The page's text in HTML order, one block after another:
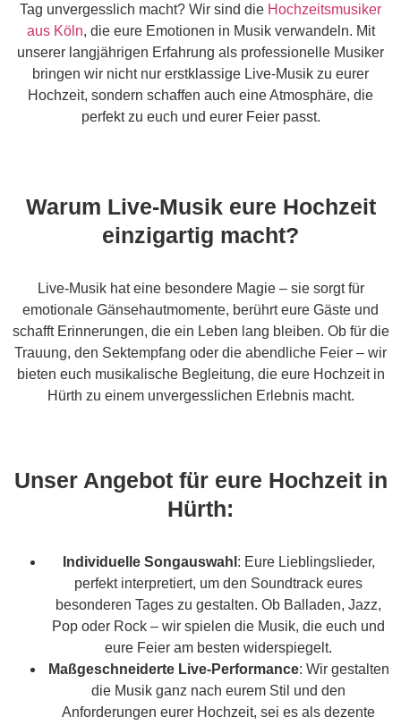
Tag unvergesslich macht? Wir sind die Hochzeitsmusiker
aus Köln, die eure Emotionen in Musik verwandeln. Mit
unserer langjährigen Erfahrung als professionelle Musiker
bringen wir nicht nur erstklassige Live-Musik zu eurer
Hochzeit, sondern schaffen auch eine Atmosphäre, die
perfekt zu euch und eurer Feier passt.
Warum Live-Musik eure Hochzeit
einzigartig macht?
Live-Musik hat eine besondere Magie – sie sorgt für
emotionale Gänsehautmomente, berührt eure Gäste und
schafft Erinnerungen, die ein Leben lang bleiben. Ob für die
Trauung, den Sektempfang oder die abendliche Feier – wir
bieten euch musikalische Begleitung, die eure Hochzeit in
Hürth zu einem unvergesslichen Erlebnis macht.
Unser Angebot für eure Hochzeit in
Hürth:
Individuelle Songauswahl : Eure Lieblingslieder,
perfekt interpretiert, um den Soundtrack eures
besonderen Tages zu gestalten. Ob Balladen, Jazz,
Pop oder Rock – wir spielen die Musik, die euch und
eure Feier am besten widerspiegelt.
Maßgeschneiderte Live-Performance: Wir gestalten
die Musik ganz nach eurem Stil und den
Anforderungen eurer Hochzeit, sei es als dezente